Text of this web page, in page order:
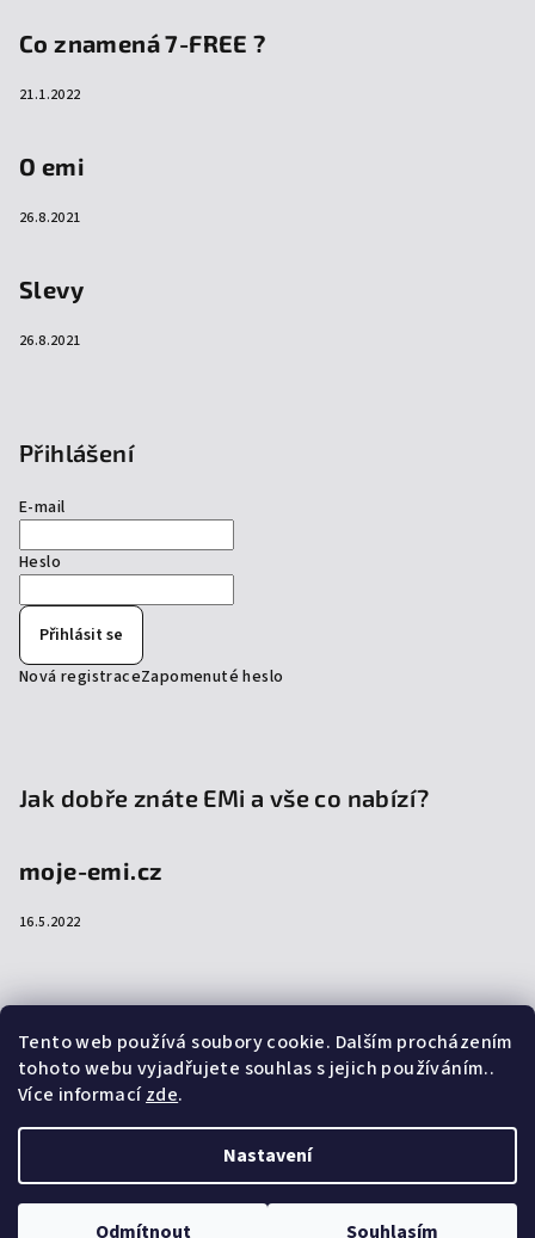
Tento web používá soubory cookie. Dalším procházením
tohoto webu vyjadřujete souhlas s jejich používáním..
Více informacízde.
Nastavení
Odmítnout Souhlasím
Co znamená 7-FREE ?
21.1.2022
O emi
26.8.2021
Slevy
26.8.2021
Přihlášení
E-mail
Heslo
Přihlásit se
Nová registraceZapomenuté heslo
Jak dobře znáte EMi a vše co nabízí?
moje-emi.cz
16.5.2022
Přijímáme online platby
Upravit nastavení cookies